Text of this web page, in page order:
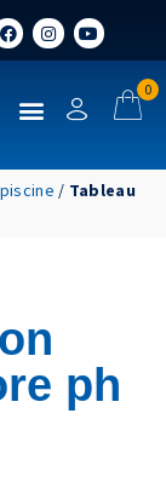
0
/ Tableau
ph